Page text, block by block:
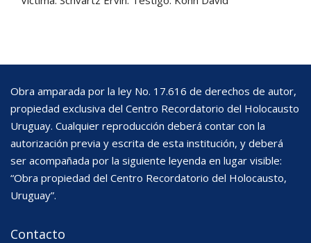
Obra amparada por la ley No. 17.616 de derechos de autor,
propiedad exclusiva del Centro Recordatorio del Holocausto
Uruguay. Cualquier reproducción deberá contar con la
autorización previa y escrita de esta institución, y deberá
ser acompañada por la siguiente leyenda en lugar visible:
“Obra propiedad del Centro Recordatorio del Holocausto,
Uruguay”.
Contacto